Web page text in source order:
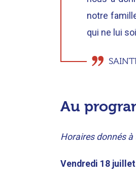
notre
qui ne lui
Au
Horaires donnés
Vendredi 18 juillet